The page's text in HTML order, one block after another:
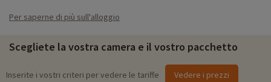
Ollières sur Eyrieux, questo tranquillo villaggio è circondato da un
Attività per famiglie in loco
Per informazioni dettagliate sulle attività disponibili in loco (date di
Per saperne di più sull'alloggio
Scegliete la vostra camera e il vostro pacchetto
Inserite i vostri criteri per vedere le tariffe Vedere i prezzi